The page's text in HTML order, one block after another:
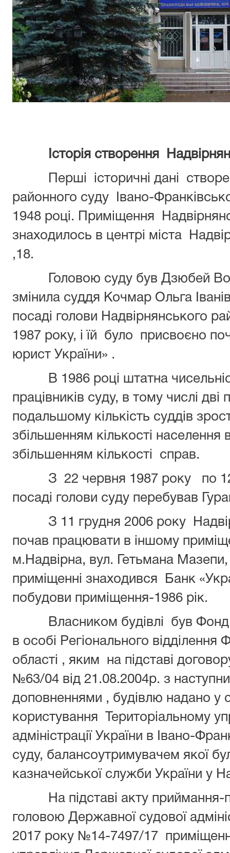
Історія створення
Перші історичні дані
районного суду Івано-
1948 році. Приміщення
знаходилось в центрі міста
,18.
Головою суду був Дзюбей
змінила суддя Кочмар Ольга
посаді голови Надвірнянського
1987 року, і їй було присвоєно
юрист України» .
В 1986 році штатна
працівників суду, в тому числі
подальшому кількість суддів
збільшенням кількості населення
збільшенням кількості справ.
З 22 червня 1987 року по
посаді голови суду перебував
З 11 грудня 2006 року
почав працювати в іншому
м.Надвірна, вул. Гетьмана
приміщенні знаходився Банк
побудови приміщення-1986 рік.
Власником будівлі був
в особі Регіонального
області , яким на підставі
№63/04 від 21.08.2004р. з
доповненнями , будівлю надано у
користування Територіальному
адміністрації України в Івано-
суду, балансоутримувачем якої
казначейської служби України у
На підставі акту
головою Державної судової
2017 року №14-7497/17